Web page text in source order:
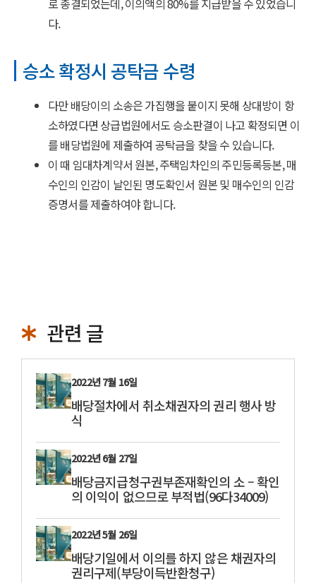
로 종결되었는데, 이의액의 80%를 지급받을 수 있었습니
다.
승소 확정시 공탁금 수령
다만 배당이의 소송은 가집행을 붙이지 못해 상대방이 항
소하였다면 상급법원에서도 승소판결이 나고 확정되면 이
를 배당법원에 제출하여 공탁금을 찾을 수 있습니다.
이 때 임대차계약서 원본, 주택임차인의 주민등록등본, 매
수인의 인감이 날인된 명도확인서 원본 및 매수인의 인감
증명서를 제출하여야 합니다.
관련 글
2022년 7월 16일
배당절차에서 취소채권자의 권리 행사 방
식
2022년 6월 27일
배당금지급청구권부존재확인의 소 – 확인
의 이익이 없으므로 부적법(96다34009)
2022년 5월 26일
배당기일에서 이의를 하지 않은 채권자의
권리구제(부당이득반환청구)